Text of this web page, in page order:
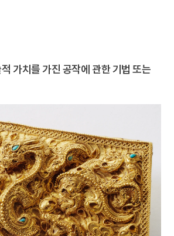
학교
가치를 가진 공작에 관한 기법 또는